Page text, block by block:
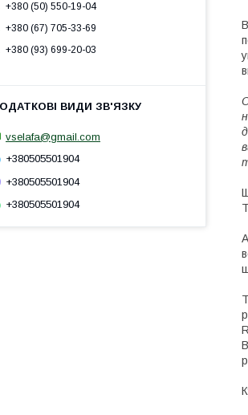
+380 (50) 550-19-04
+380 (67) 705-33-69
+380 (93) 699-20-03
vselafa@gmail.com
+380505501904
+380505501904
+380505501904